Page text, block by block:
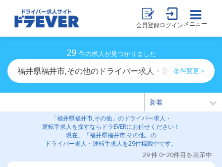
会員登録ログイン メニュー
29 件の求人が見つかりました
福井県福井市,その他のドライバー求人・運転手求人一覧
条件変更 >
「福井県福井市,その他」のドライバー求人・
運転手求人を探すならドラEVERにお任せください！
現在、「福井県福井市,その他」の
ドライバー求人・運転手求人を29件掲載中です。
29 件 0~20件目を表示中